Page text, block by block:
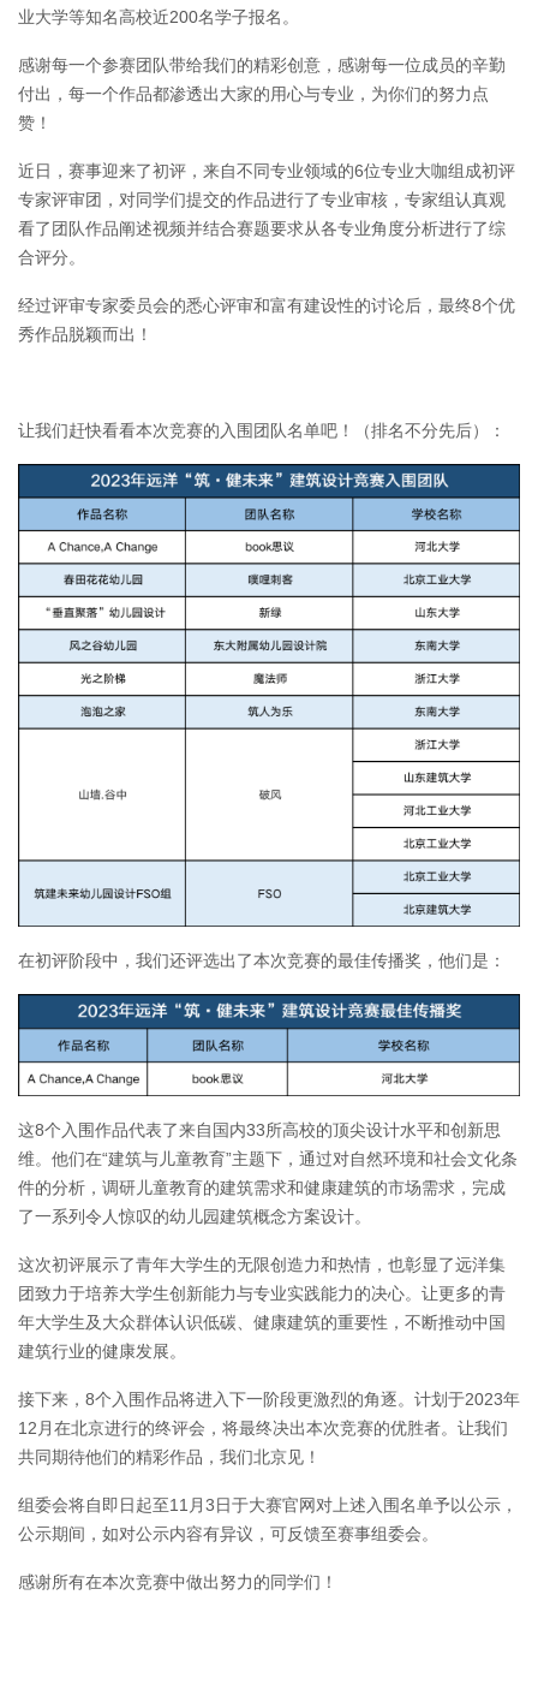
业大学等知名高校近200名学子报名。
感谢每一个参赛团队带给我们的精彩创意，感谢每一位成员的辛勤
付出，每一个作品都渗透出大家的用心与专业，为你们的努力点
赞！
近日，赛事迎来了初评，来自不同专业领域的6位专业大咖组成初评
专家评审团，对同学们提交的作品进行了专业审核，专家组认真观
看了团队作品阐述视频并结合赛题要求从各专业角度分析进行了综
合评分。
经过评审专家委员会的悉心评审和富有建设性的讨论后，最终8个优
秀作品脱颖而出！
让我们赶快看看本次竞赛的入围团队名单吧！ （排名不分先后）：
在初评阶段中，我们还评选出了本次竞赛的最佳传播奖，他们是：
这8个入围作品代表了来自国内33所高校的顶尖设计水平和创新思
维。他们在“建筑与儿童教育”主题下，通过对自然环境和社会文化条
件的分析，调研儿童教育的建筑需求和健康建筑的市场需求，完成
了一系列令人惊叹的幼儿园建筑概念方案设计。
这次初评展示了青年大学生的无限创造力和热情，也彰显了远洋集
团致力于培养大学生创新能力与专业实践能力的决心。让更多的青
年大学生及大众群体认识低碳、健康建筑的重要性，不断推动中国
建筑行业的健康发展。
接下来，8个入围作品将进入下一阶段更激烈的角逐。计划于2023年
12月在北京进行的终评会，将最终决出本次竞赛的优胜者。让我们
共同期待他们的精彩作品，我们北京见！
组委会将自即日起至11月3日于大赛官网对上述入围名单予以公示，
公示期间，如对公示内容有异议，可反馈至赛事组委会。
感谢所有在本次竞赛中做出努力的同学们！